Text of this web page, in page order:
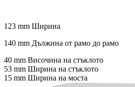
123 mm Ширина
140 mm Дължина от рамо до рамо
40 mm Височина на стъклото
53 mm Ширина на стъклото
15 mm Ширина на моста